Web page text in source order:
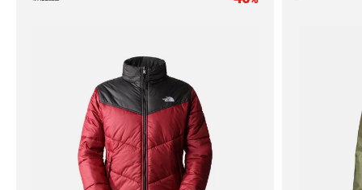
LINER SOCKS 3P
12,95 €
Calcetines
adidas
1/4 SOCKS 3P
12,95 €